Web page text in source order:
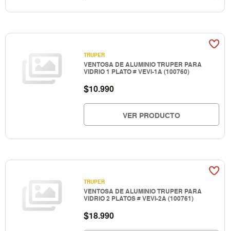
TRUPER
VENTOSA DE ALUMINIO TRUPER PARA
VIDRIO 1 PLATO # VEVI-1A (100760)
$10.990
VER PRODUCTO
TRUPER
VENTOSA DE ALUMINIO TRUPER PARA
VIDRIO 2 PLATOS # VEVI-2A (100761)
$18.990